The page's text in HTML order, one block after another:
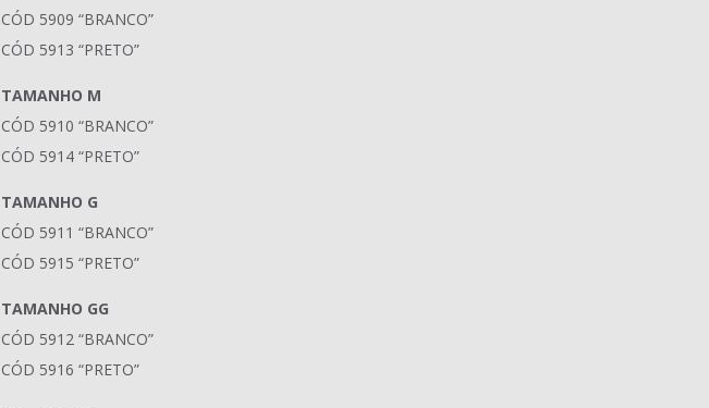
CÓD 5909 “BRANCO”
CÓD 5913 “PRETO”
TAMANHO M
CÓD 5910 “BRANCO”
CÓD 5914 “PRETO”
TAMANHO G
CÓD 5911 “BRANCO”
CÓD 5915 “PRETO”
TAMANHO GG
CÓD 5912 “BRANCO”
CÓD 5916 “PRETO”